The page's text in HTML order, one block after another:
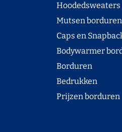
Hoodedsweaters
Mutsen
Caps en
Bodywarmer
Bedrukken
Prijzen borduren